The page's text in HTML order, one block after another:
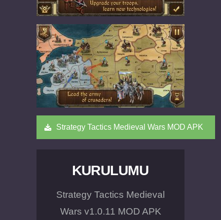
Strategy Tactics Medieval Wars MOD APK
KURULUMU
Strategy Tactics Medieval
Wars v1.0.11 MOD APK